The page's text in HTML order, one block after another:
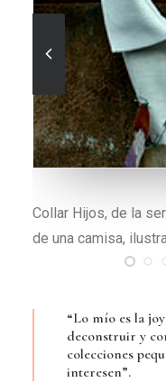
Broche El día que
café, hecho en café,
“Lo mío es la
deconstruir y
colecciones
interesen”.